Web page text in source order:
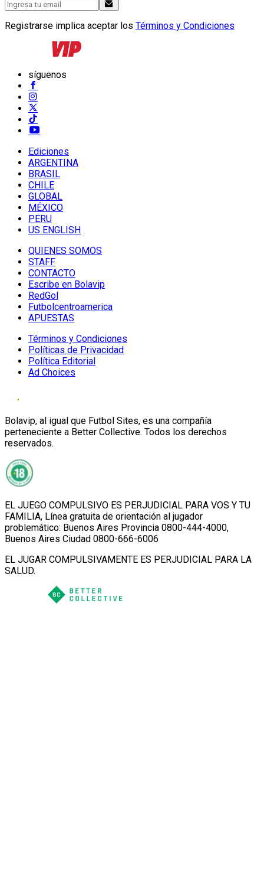
Registrarse implica aceptar los Términos y Condiciones
síguenos
Ediciones
ARGENTINA
BRASIL
CHILE
GLOBAL
MÉXICO
PERU
US ENGLISH
QUIENES SOMOS
STAFF
CONTACTO
Escribe en Bolavip
RedGol
Futbolcentroamerica
APUESTAS
Términos y Condiciones
Políticas de Privacidad
Política Editorial
Ad Choices
Bolavip, al igual que Futbol Sites, es una compañía
perteneciente a Better Collective. Todos los derechos
reservados.
EL JUEGO COMPULSIVO ES PERJUDICIAL PARA VOS Y TU
FAMILIA, Línea gratuita de orientación al jugador
problemático: Buenos Aires Provincia 0800-444-4000,
Buenos Aires Ciudad 0800-666-6006
EL JUGAR COMPULSIVAMENTE ES PERJUDICIAL PARA LA
SALUD.